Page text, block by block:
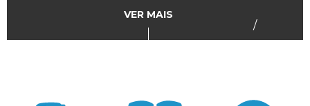
Assistência
/
VER MAIS